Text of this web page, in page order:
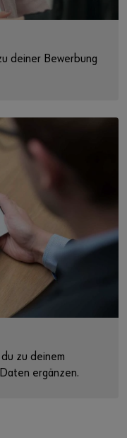
deiner Bewerbung
zu deinem
ergänzen.